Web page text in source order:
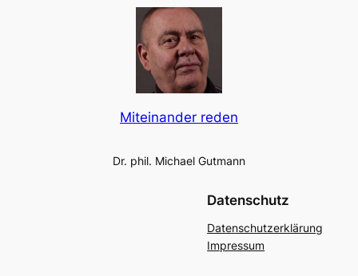
Miteinander reden
Dr. phil. Michael Gutmann
Datenschutz
Datenschutzerklärung
Impressum